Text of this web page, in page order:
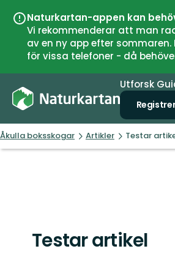
Naturkartan-appen kan
Vi rekommenderar att man
av en ny app efter
för vissa telefoner - då
Utforsk
Åkulla boksskogar Artikler Testar
Testar artikel